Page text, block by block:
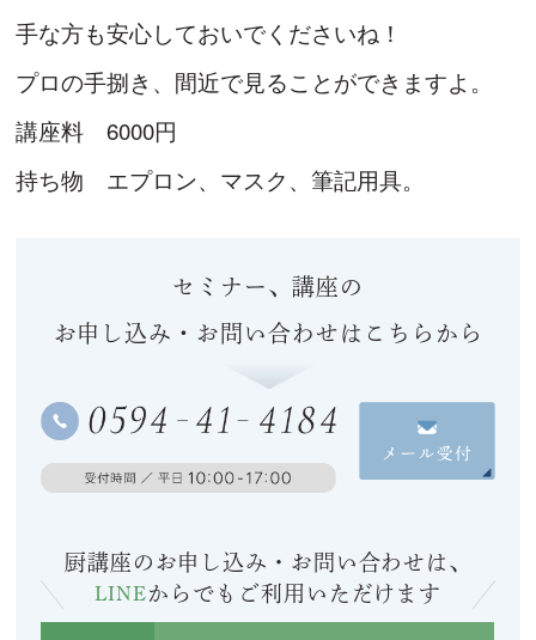
手な方も安心しておいでくださいね！
プロの手捌き、間近で見ることができますよ。
講座料 6000円
持ち物 エプロン、マスク、筆記用具。
セミナー、講座の
お申し込み・お問い合わせはこちらから
厨講座のお申し込み・お問い合わせは、
LINEからでも ご利用いただけます